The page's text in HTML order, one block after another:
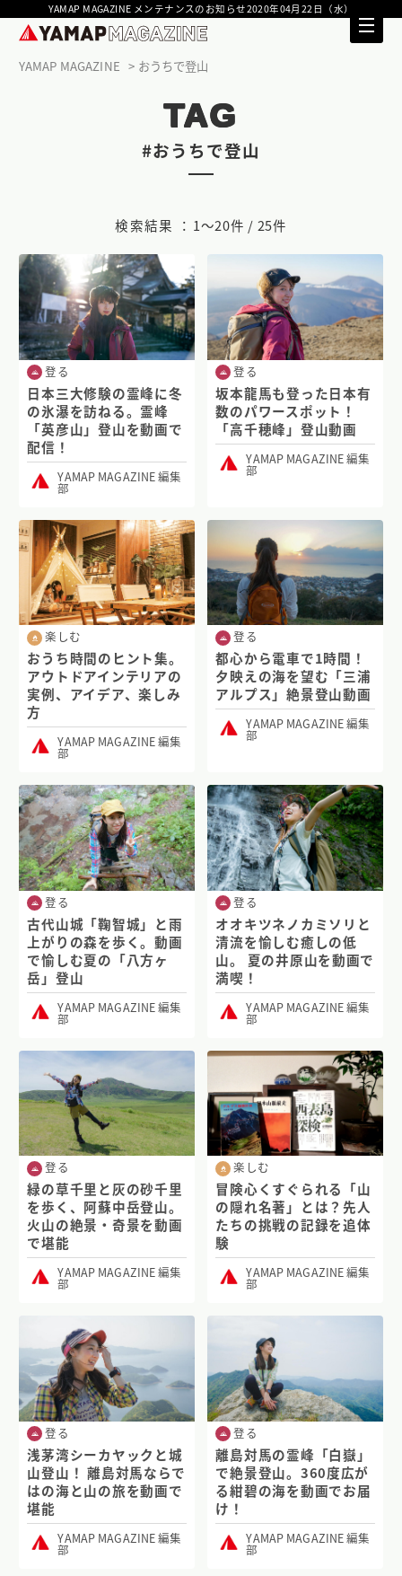
YAMAP MAGAZINE メンテナンスのお知らせ2020年04月22日（水）
YAMAP MAGAZINE おうちで登山
TAG
#おうちで登山
検索結果 ： 1〜20件 / 25件
登る
日本三大修験の霊峰に冬
の氷瀑を訪ねる。霊峰
「英彦山」登山を動画で
配信！
YAMAP MAGAZINE 編集
部
登る
坂本龍馬も登った日本有
数のパワースポット！
「高千穂峰」登山動画
YAMAP MAGAZINE 編集
部
楽しむ
おうち時間のヒント集。
アウトドアインテリアの
実例、アイデア、楽しみ
方
YAMAP MAGAZINE 編集
部
登る
都心から電車で1時間！
夕映えの海を望む「三浦
アルプス」絶景登山動画
YAMAP MAGAZINE 編集
部
登る
古代山城「鞠智城」と雨
上がりの森を歩く。動画
で愉しむ夏の「八方ヶ
岳」登山
YAMAP MAGAZINE 編集
部
登る
オオキツネノカミソリと
清流を愉しむ癒しの低
山。 夏の井原山を動画で
満喫！
YAMAP MAGAZINE 編集
部
登る
緑の草千里と灰の砂千里
を歩く、阿蘇中岳登山。
火山の絶景・奇景を動画
で堪能
YAMAP MAGAZINE 編集
部
楽しむ
冒険心くすぐられる「山
の隠れ名著」とは？先人
たちの挑戦の記録を追体
験
YAMAP MAGAZINE 編集
部
登る
浅茅湾シーカヤックと城
山登山！ 離島対馬ならで
はの海と山の旅を動画で
堪能
YAMAP MAGAZINE 編集
部
登る
離島対馬の霊峰「白嶽」
で絶景登山。360度広が
る紺碧の海を動画でお届
け！
YAMAP MAGAZINE 編集
部